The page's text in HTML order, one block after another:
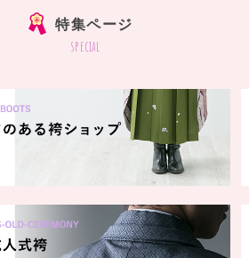
特集ページ
special